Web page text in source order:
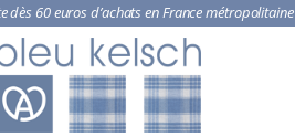
dès 60 euros d’achats en France métropolitaine